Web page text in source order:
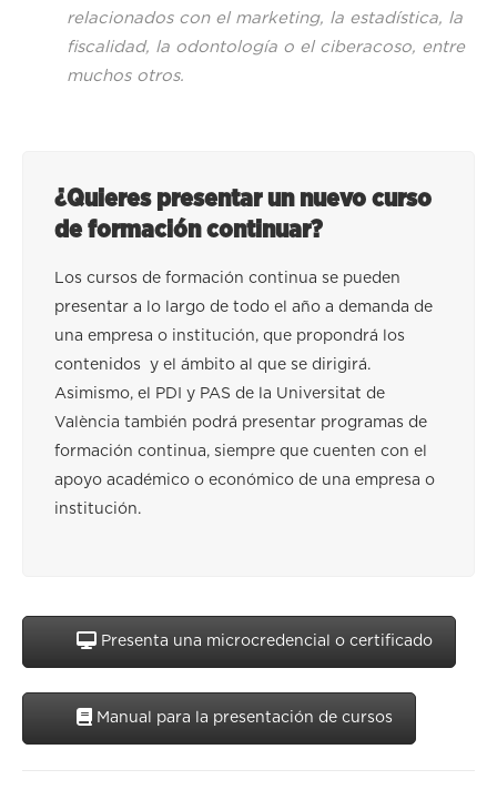
relacionados con el marketing, la estadística, la
fiscalidad, la odontología o el ciberacoso, entre
muchos otros.
¿Quieres presentar un nuevo curso
de formación continuar?
Los cursos de formación continua se pueden
presentar a lo largo de todo el año a demanda de
una empresa o institución, que propondrá los
contenidos y el ámbito al que se dirigirá.
Asimismo, el PDI y PAS de la Universitat de
València también podrá presentar programas de
formación continua, siempre que cuenten con el
apoyo académico o económico de una empresa o
institución.
Presenta una microcredencial o certificado
Manual para la presentación de cursos